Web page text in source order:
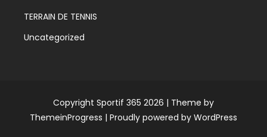
TERRAIN DE TENNIS
Uncategorized
Copyright Sportif 365 2026 | Theme by
ThemeinProgress | Proudly powered by WordPress